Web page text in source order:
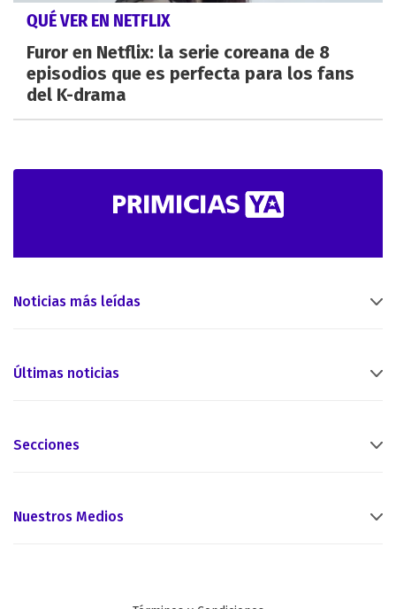
QUÉ VER EN NETFLIX
Furor en Netflix: la serie coreana de 8
episodios que es perfecta para los fans
del K-drama
Noticias más leídas
Últimas noticias
Secciones
Nuestros Medios